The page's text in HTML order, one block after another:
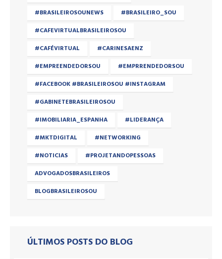
#BRASILEIROSOUNEWS
#BRASILEIRO_SOU
#CAFEVIRTUALBRASILEIROSOU
#CAFÉVIRTUAL
#CARINESAENZ
#EMPREENDEDORSOU
#EMPRRENDEDORSOU
#FACEBOOK #BRASILEIROSOU #INSTAGRAM
#GABINETEBRASILEIROSOU
#IMOBILIARIA_ESPANHA
#LIDERANÇA
#MKTDIGITAL
#NETWORKING
#NOTICIAS
#PROJETANDOPESSOAS
ADVOGADOSBRASILEIROS
BLOGBRASILEIROSOU
ÚLTIMOS POSTS DO BLOG